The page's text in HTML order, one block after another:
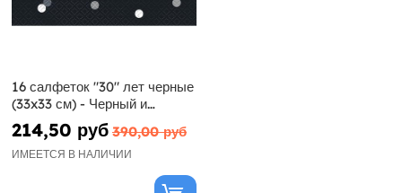
16 салфеток "30" лет черные
(33x33 см) - Черный и
серебристый блеск
214,50 руб 390,00 руб
ИМЕЕТСЯ В НАЛИЧИИ